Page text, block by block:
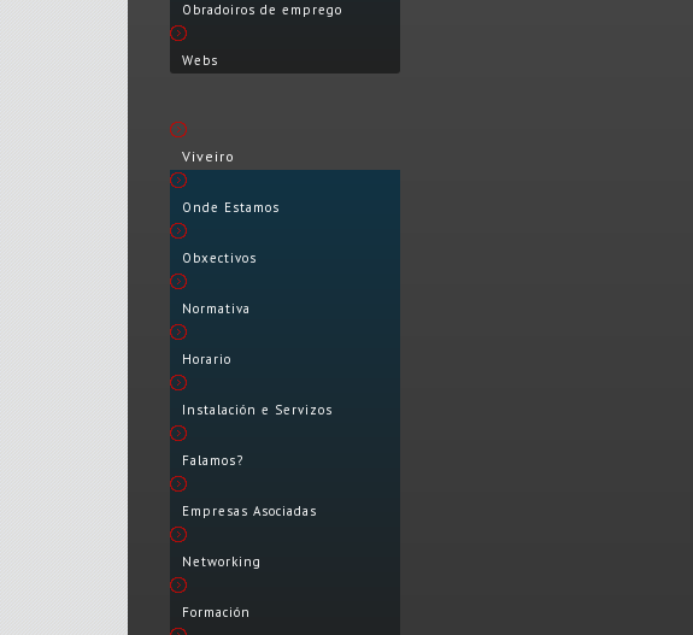
Obradoiros de emprego
Webs
Viveiro
Onde Estamos
Obxectivos
Normativa
Horario
Instalación e Servizos
Falamos?
Empresas Asociadas
Networking
Formación